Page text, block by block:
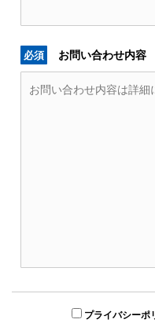
必須 お問い合わせ内容
プライバシーポ